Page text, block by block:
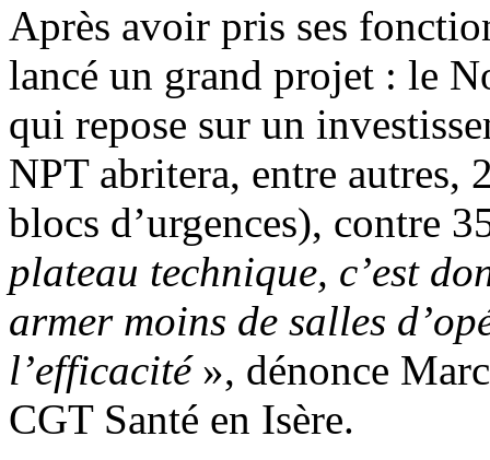
Après avoir pris ses
lancé un grand projet : le
qui repose sur un
NPT abritera, entre autres,
blocs d’urgences), contre
plateau technique, c’est
armer moins de salles
l’efficacité», dénonce
CGT Santé en Isère.